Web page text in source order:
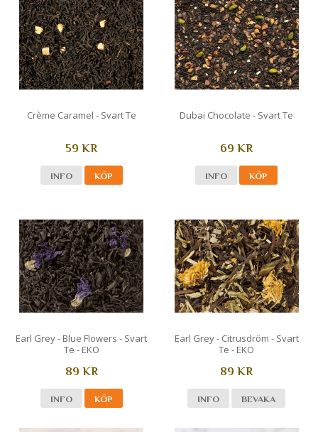
Crème Caramel - Svart Te
59 KR
INFO KÖP
Dubai Chocolate - Svart Te
69 KR
INFO KÖP
Earl Grey - Blue Flowers - Svart
Te - EKO
89 KR
INFO KÖP
Earl Grey - Citrusdröm - Svart
Te - EKO
89 KR
INFO BEVAKA